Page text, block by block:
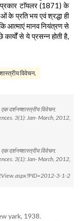
प्रकार टाॅयलर (1871) के
के प्रति भय एवं श्रद्धा ही
आत्माएं मानव नियंत्रण से
से ये प्रसन्न होती है,
विवेचन.
एक दर्शनष्शास्त्रीय विवेचन.
3(1): Jan- March, 2012,
एक दर्शनष्शास्त्रीय विवेचन.
3(1): Jan- March, 2012,
3-1-2
yark, 1938.